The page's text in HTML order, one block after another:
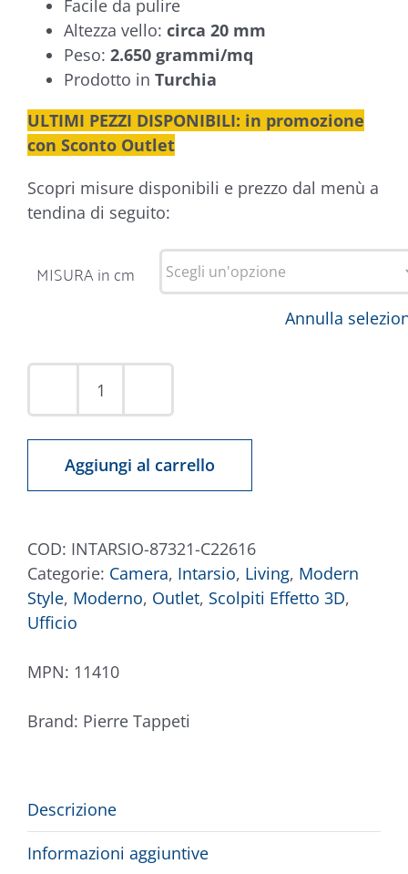
Facile da pulire
Altezza vello: circa 20 mm
Peso: 2.650 grammi/mq
Prodotto in Turchia
ULTIMI PEZZI DISPONIBILI: in promozione
con Sconto Outlet
Scopri misure disponibili e prezzo dal menù a
tendina di seguito:
MISURA in cm
Annulla
Tappeto
C22616
quantità
Aggiungi al carrello
COD: INTARSIO-87321-C22616
Categorie: Camera, Intarsio, Living, Modern
Style, Moderno, Outlet, Scolpiti Effetto 3D,
Ufficio
MPN: 11410
Brand: Pierre Tappeti
Descrizione
Informazioni aggiuntive